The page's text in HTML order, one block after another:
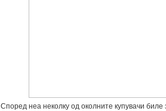
Според неа неколку од околните купувачи